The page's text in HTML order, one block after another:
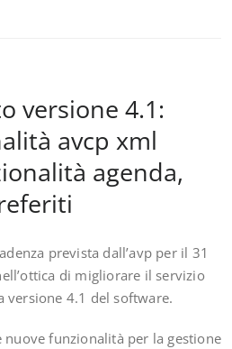
versione 4.1:
avcp xml
agenda,
prevista dall’avp per il 31
di migliorare il servizio
versione 4.1 del software.
funzionalità per la gestione